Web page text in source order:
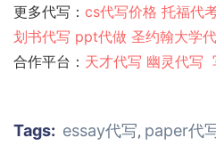
更多代写： cs代写价格 托福代
划书代写 ppt代做 圣约翰大学
合作平台： 天才代写 幽灵代写
Tags: essay代写, paper代